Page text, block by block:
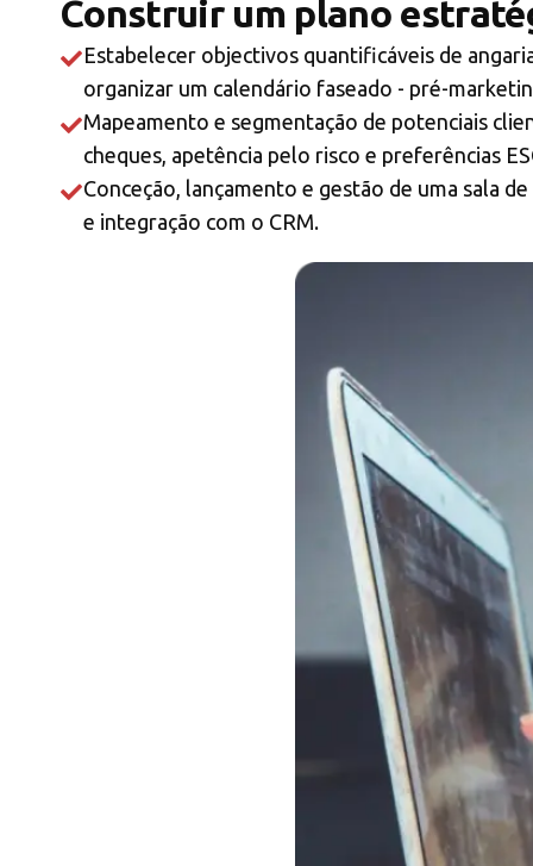
Construir um plano
Estabelecer objectivos quantificáveis de
organizar um calendário faseado - pré-
Mapeamento e segmentação de potenciais
cheques, apetência pelo risco e preferências
Conceção, lançamento e gestão de uma sala
e integração com o CRM.